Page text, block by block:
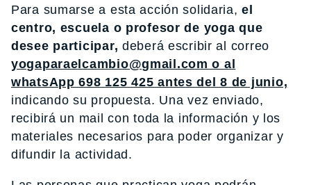
Para sumarse a esta acción solidaria, el
centro, escuela o profesor de yoga que
desee participar, deberá escribir al correo
yogaparaelcambio@gmail.com o al
whatsApp 698 125 425 antes del 8 de junio,
indicando su propuesta. Una vez enviado,
recibirá un mail con toda la información y los
materiales necesarios para poder organizar y
difundir la actividad.